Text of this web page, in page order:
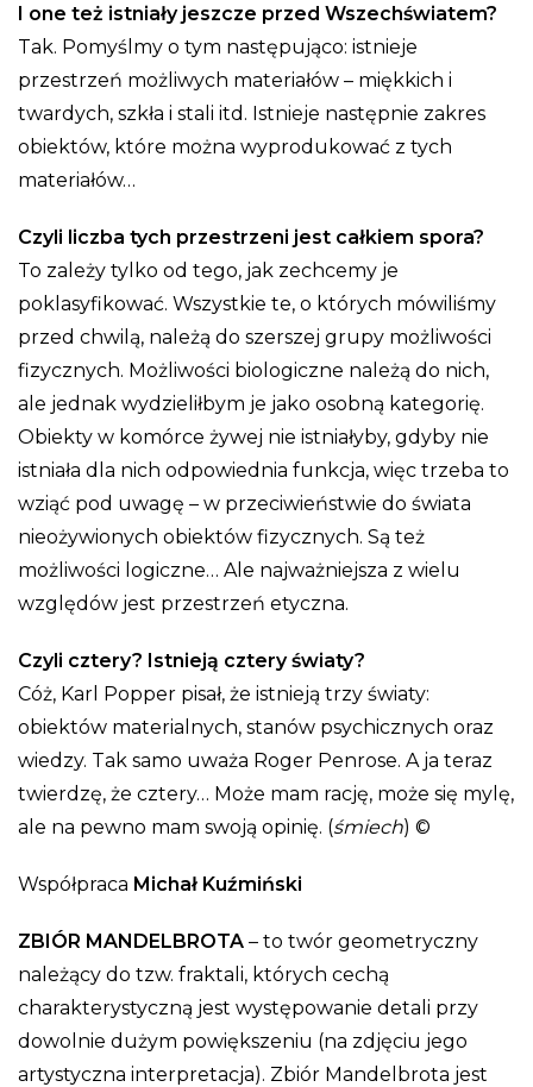
I one też istniały jeszcze przed Wszechświatem?
Tak. Pomyślmy o tym następująco: istnieje
przestrzeń możliwych materiałów – miękkich i
twardych, szkła i stali itd. Istnieje następnie zakres
obiektów, które można wyprodukować z tych
materiałów…
Czyli liczba tych przestrzeni jest całkiem spora?
To zależy tylko od tego, jak zechcemy je
poklasyfikować. Wszystkie te, o których mówiliśmy
przed chwilą, należą do szerszej grupy możliwości
fizycznych. Możliwości biologiczne należą do nich,
ale jednak wydzieliłbym je jako osobną kategorię.
Obiekty w komórce żywej nie istniałyby, gdyby nie
istniała dla nich odpowiednia funkcja, więc trzeba to
wziąć pod uwagę – w przeciwieństwie do świata
nieożywionych obiektów fizycznych. Są też
możliwości logiczne… Ale najważniejsza z wielu
względów jest przestrzeń etyczna.
Czyli cztery? Istnieją cztery światy?
Cóż, Karl Popper pisał, że istnieją trzy światy:
obiektów materialnych, stanów psychicznych oraz
wiedzy. Tak samo uważa Roger Penrose. A ja teraz
twierdzę, że cztery… Może mam rację, może się mylę,
ale na pewno mam swoją opinię. (śmiech) ©
Współpraca Michał Kuźmiński
ZBIÓR MANDELBROTA – to twór geometryczny
należący do tzw. fraktali, których cechą
charakterystyczną jest występowanie detali przy
dowolnie dużym powiększeniu (na zdjęciu jego
artystyczna interpretacja). Zbiór Mandelbrota jest